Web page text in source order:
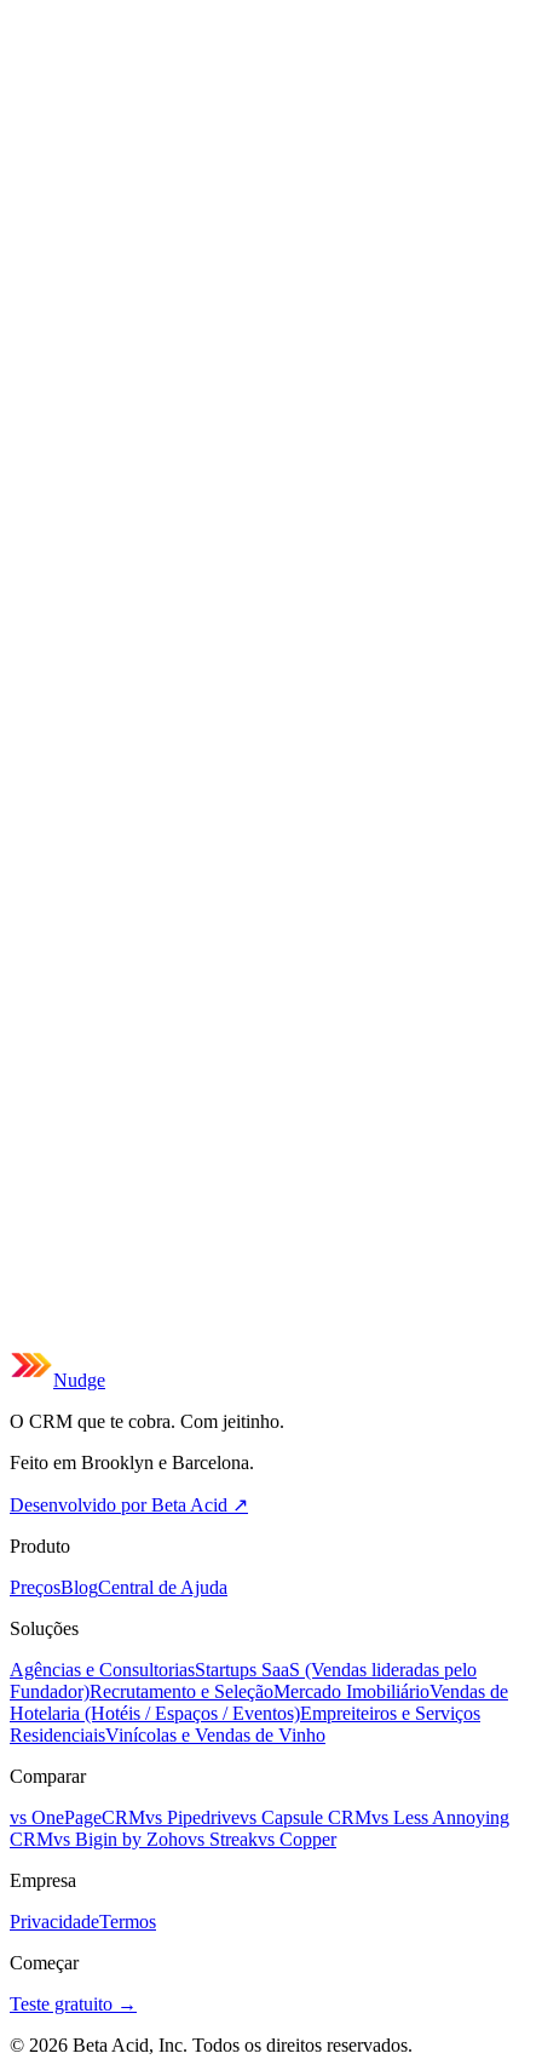
Nudge
O CRM que te cobra. Com jeitinho.
Feito em Brooklyn e Barcelona.
Desenvolvido por Beta Acid ↗
Produto
PreçosBlogCentral de Ajuda
Soluções
Agências e ConsultoriasStartups SaaS (Vendas lideradas pelo
Fundador)Recrutamento e SeleçãoMercado ImobiliárioVendas de
Hotelaria (Hotéis / Espaços / Eventos)Empreiteiros e Serviços
ResidenciaisVinícolas e Vendas de Vinho
Comparar
vs OnePageCRMvs Pipedrivevs Capsule CRMvs Less Annoying
CRMvs Bigin by Zohovs Streakvs Copper
Empresa
PrivacidadeTermos
Começar
Teste gratuito →
© 2026 Beta Acid, Inc. Todos os direitos reservados.